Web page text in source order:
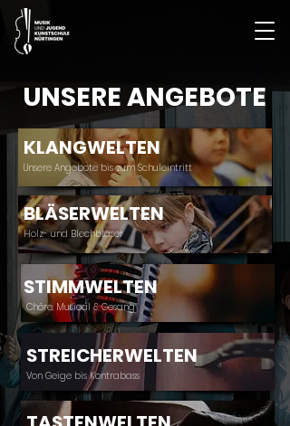
UNSERE ANGEBOTE
Unsere Angebote bis zum Schuleintritt
KLANGWELTEN
Holz- und Blechbläser
BLÄSERWELTEN
Chöre, Musical & Gesang
STIMMWELTEN
Von Geige bis Kontrabass
STREICHERWELTEN